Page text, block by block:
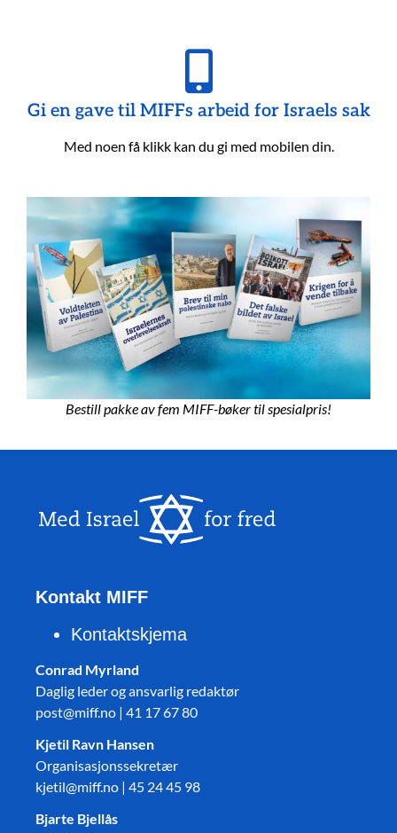
Gi en gave til MIFFs arbeid for Israels sak
Med noen få klikk kan du gi med mobilen din.
Bestill pakke av fem MIFF-bøker til spesialpris!
Kontakt MIFF
Kontaktskjema
Conrad Myrland
Daglig leder og ansvarlig redaktør
post@miff.no | 41 17 67 80
Kjetil Ravn Hansen
Organisasjonssekretær
kjetil@miff.no | 45 24 45 98
Bjarte Bjellås